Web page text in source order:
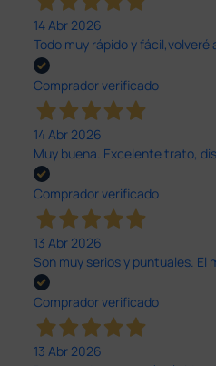
14 Abr 2026
Todo muy rápido y fácil,volveré
Comprador verificado
14 Abr 2026
Muy buena. Excelente trato,
Comprador verificado
13 Abr 2026
Son muy serios y puntuales. El
Comprador verificado
13 Abr 2026